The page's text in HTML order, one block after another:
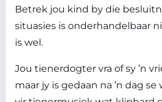
Betrek jou kind by die
situasies is onderhandelbaar
is wel.
Jou tienerdogter vra of sy ’n
maar jy is gedaan na ’n dag